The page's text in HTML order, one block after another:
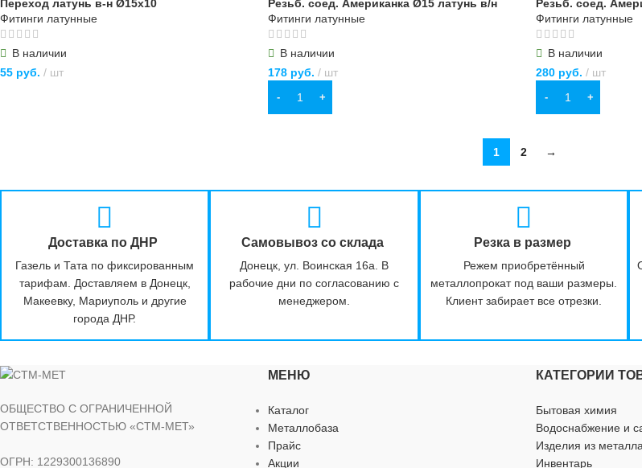
Переход латунь в-н Ø15х10
Фитинги латунные
В наличии
55 руб. шт
Резьб. соед. Американка Ø15 латунь в/н
Фитинги латунные
В наличии
178 руб. шт
В КОРЗИНУ
Резьб. соед.
Фитинги латунные
В наличии
280 руб. шт
В КОРЗИНУ
1 2 →
Доставка по ДНР
Газель и Тата по фиксированным
тарифам. Доставляем в Донецк,
Макеевку, Мариуполь и другие
города ДНР.
Самовывоз со склада
Донецк, ул. Воинская 16а. В
рабочие дни по согласованию с
менеджером.
Резка в размер
Режем приобретённый
металлопрокат под ваши размеры.
Клиент забирает все отрезки.
ОБЩЕСТВО С ОГРАНИЧЕННОЙ
ОТВЕТСТВЕННОСТЬЮ «СТМ-МЕТ»
ОГРН: 1229300136890
МЕНЮ
Каталог
Металлобаза
Прайс
Акции
КАТЕГОРИИ
Бытовая химия
Водоснабжение и
Изделия из металла
Инвентарь